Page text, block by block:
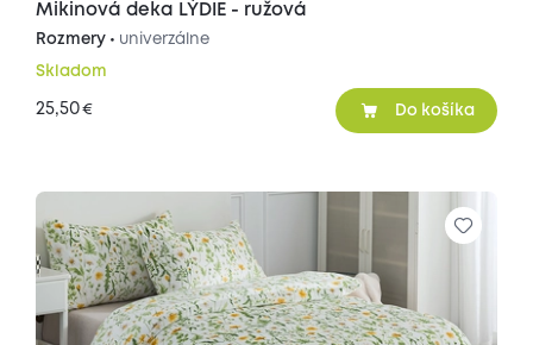
Mikinová deka LÝDIE - ružová
Rozmery • univerzálne
Skladom
25,50€ Do košíka